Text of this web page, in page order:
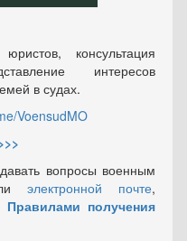
консультация
интересов
в судах.
VoensudMO
вопросы военным
электронной почте,
Правилами получения